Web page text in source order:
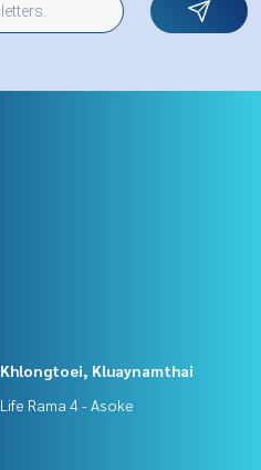
Khlongtoei, Kluaynamthai
Life Rama 4 - Asoke